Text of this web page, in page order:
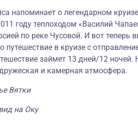
напоминает о легендарном
году теплоходом «Василий
по реке Чусовой. И вот теперь
путешествие в круизе с
займет 13 дней/12 ночей.
и камерная атмосфера.
Оку